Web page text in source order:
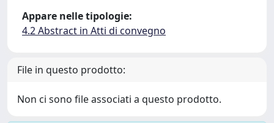
Appare nelle tipologie:
4.2 Abstract in Atti di convegno
File in questo prodotto:
Non ci sono file associati a questo prodotto.